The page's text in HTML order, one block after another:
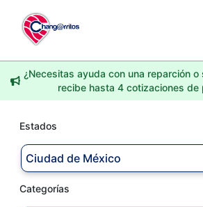
¿Necesitas ayuda con una reparción o
recibe hasta 4 cotizaciones de
Estados
Ciudad de México
Categorías